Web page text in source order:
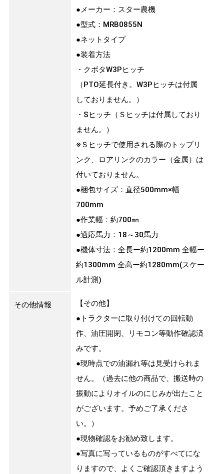
●メーカー：スター農機
●型式：MRB0855N
●ネットタイプ
●装着方法
・クボタW3Pヒッチ
（PTO延長付き。W3Pヒッチは付属
しておりません。）
・Sヒッチ（Ｓヒッチは付属しており
ません。）
※Ｓヒッチで使用される際のトップリ
ンク、ロアリンクのカラー（金属）は
付いておりません。
●梱包サイズ：直径500mm×幅
700mm
●作業幅：約700㎜
●適応馬力：18～30馬力
●機体寸法：全長ー約1200mm 全幅ー
約1300mm 全高ー約1280mm(スケー
ル計測)
その他情報
【その他】
●トラクターに取り付けての回転動
作、油圧開閉、リモコン等動作確認済
みです。
●現時点での油漏れ等は見受けられま
せん。（過去に他の商品で、搬送時の
振動によりオイルのにじみが出たこと
がございます。予めご了承くださ
い。）
●現物確認をお勧め致します。
●写真に写っているものがすべてにな
りますので、よくご確認頂きますよう